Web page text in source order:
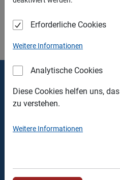
per Anfrageformular,
Verwaltung
90441 Nürnberg
Fax: +49 911 428106
Erforderliche Cookies
Weitere Informationen
Analytische Cookies
Diese Cookies helfen uns,
zu verstehen.
Weitere Informationen